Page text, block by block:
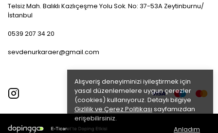
Alışveriş deneyiminizi iyileştirmek için
yasal düzenlemelere uygun çerezler
(cookies) kullanıyoruz. Detaylı bilgiye
Gizlilik ve Çerez Politikası sayfamızdan
erişebilirsiniz.
Anladım
Telsiz Mah. Balıklı Kazlıçeşme Yolu Sok. No: 37-53A Zeytinburnu/
İstanbul
0539 207 34 20
sevdenurkaraer@gmail.com